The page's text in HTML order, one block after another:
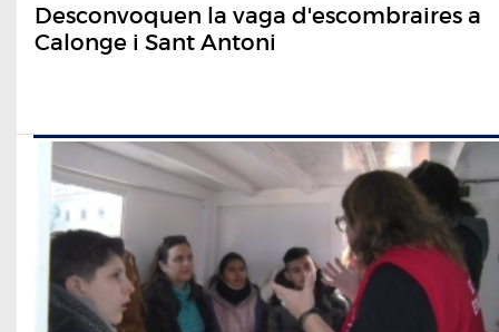
Desconvoquen la vaga d'escombraires a
Calonge i Sant Antoni